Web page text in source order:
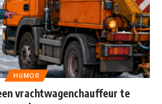
HUMOR
vrachtwagenchauffeur te